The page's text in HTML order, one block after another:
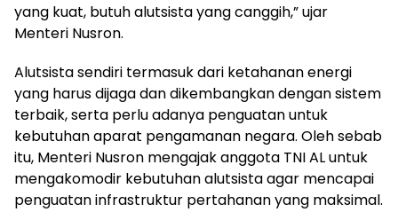
yang kuat, butuh alutsista yang canggih,” ujar
Menteri Nusron.
Alutsista sendiri termasuk dari ketahanan energi
yang harus dijaga dan dikembangkan dengan sistem
terbaik, serta perlu adanya penguatan untuk
kebutuhan aparat pengamanan negara. Oleh sebab
itu, Menteri Nusron mengajak anggota TNI AL untuk
mengakomodir kebutuhan alutsista agar mencapai
penguatan infrastruktur pertahanan yang maksimal.